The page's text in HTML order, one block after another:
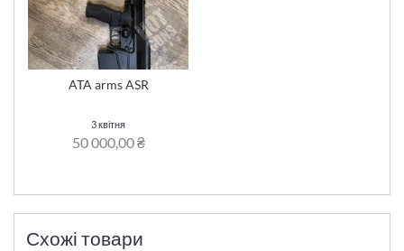
ATA arms ASR
3 квітня
50 000,00 ₴
Схожі товари